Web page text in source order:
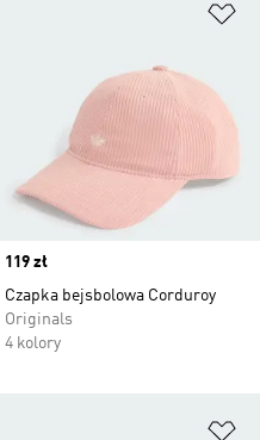
Price
119 zł
Czapka bejsbolowa Corduroy
Originals
4 kolory